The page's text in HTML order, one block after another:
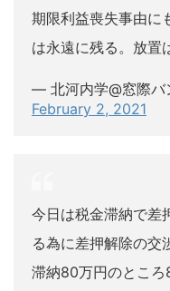
期限利益喪失事由に
は永遠に残る。放置
— 北河内学@窓際
February 2, 2021
今日は税金滞納で差
る為に差押解除の交
滞納80万円のとこ